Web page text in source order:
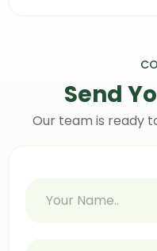
Send
Our team is ready